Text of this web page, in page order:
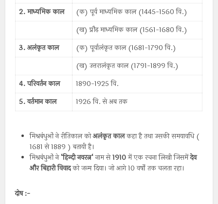
2. माध्यमिक काल
(क) पूर्व माध्यमिक काल (1445-1560 वि.)
(ख) प्रौढ़ माध्यमिक काल (1561-1680 वि.)
3. अलंकृत काल
(क) पूर्वालंकृत काल (1681-1790 वि.)
(ख) उत्तरालंकृत काल (1791-1899 वि.)
4. परिवर्तन काल
1890-1925 वि.
5. वर्तमान काल
1926 वि. से अब तक
मिश्रबंधुओं ने रीतिकाल कोअलंकृतकालकहा है तथा उसकी समयावधि (
1681 से 1889 ) बतायी है।
मिश्रबंधुओं ने‘हिन्दीनवरत्न‘नाम से1910में एक रचना लिखी जिसमेंदेव
औरबिहारीविवादको जन्म दिया। जो आगे 10 वर्षों तक चलता रहा।
दोष :-